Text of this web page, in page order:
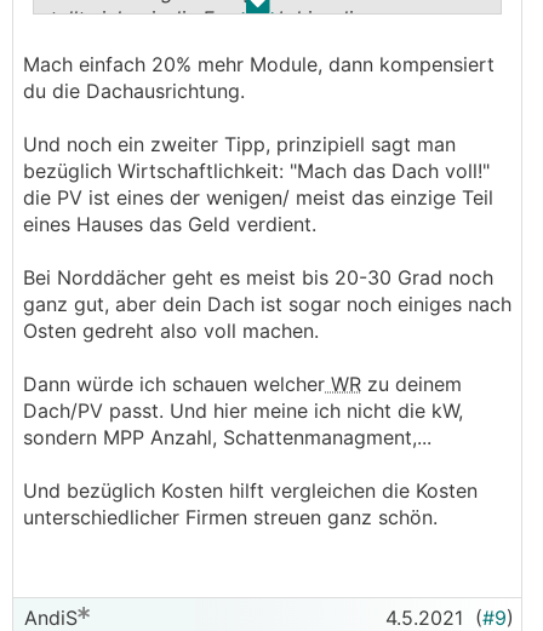
. .
stellt sich mir die Frage, ob hier die
die Stromkosten anders einsparen sollte (neue
Heizung, bessere Dämmung, etc.)
Danke!
Mach einfach 20% mehr Module, dann kompensiert
du die Dachausrichtung.
Und noch ein zweiter Tipp, prinzipiell sagt man
bezüglich Wirtschaftlichkeit: "Mach das Dach voll!"
die PV ist eines der wenigen/ meist das einzige Teil
eines Hauses das Geld verdient.
Bei Norddächer geht es meist bis 20-30 Grad noch
ganz gut, aber dein Dach ist sogar noch einiges nach
Osten gedreht also voll machen.
Dann würde ich schauen welcher WR zu deinem
Dach/PV passt. Und hier meine ich nicht die kW,
sondern MPP Anzahl, Schattenmanagment,...
Und bezüglich Kosten hilft vergleichen die Kosten
unterschiedlicher Firmen streuen ganz schön.
AndiS 4.5.2021 (#9)